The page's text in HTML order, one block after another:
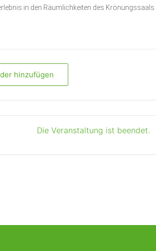
in den Räumlichkeiten des
hinzufügen
Die Veranstaltung ist beendet.